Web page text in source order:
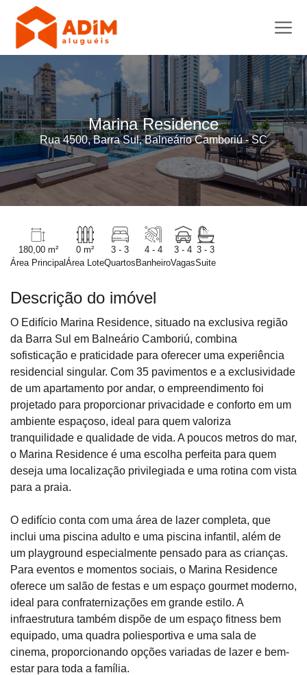
Marina Residence
Rua 4500, Barra Sul, Balneário Camboriú - SC
180,00 m²
Área Principal
0 m²
Área Lote
3 - 3
Quartos
4 - 4
Banheiro
3 - 4
Vagas
3 - 3
Suite
Descrição do imóvel
O Edifício Marina Residence, situado na exclusiva região
da Barra Sul em Balneário Camboriú, combina
sofisticação e praticidade para oferecer uma experiência
residencial singular. Com 35 pavimentos e a exclusividade
de um apartamento por andar, o empreendimento foi
projetado para proporcionar privacidade e conforto em um
ambiente espaçoso, ideal para quem valoriza
tranquilidade e qualidade de vida. A poucos metros do mar,
o Marina Residence é uma escolha perfeita para quem
deseja uma localização privilegiada e uma rotina com vista
para a praia.
O edifício conta com uma área de lazer completa, que
inclui uma piscina adulto e uma piscina infantil, além de
um playground especialmente pensado para as crianças.
Para eventos e momentos sociais, o Marina Residence
oferece um salão de festas e um espaço gourmet moderno,
ideal para confraternizações em grande estilo. A
infraestrutura também dispõe de um espaço fitness bem
equipado, uma quadra poliesportiva e uma sala de
cinema, proporcionando opções variadas de lazer e bem-
estar para toda a família.